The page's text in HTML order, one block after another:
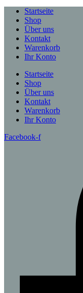
Startseite
Shop
Über uns
Kontakt
Warenkorb
Ihr Konto
Startseite
Shop
Über uns
Kontakt
Warenkorb
Ihr Konto
Facebook-f